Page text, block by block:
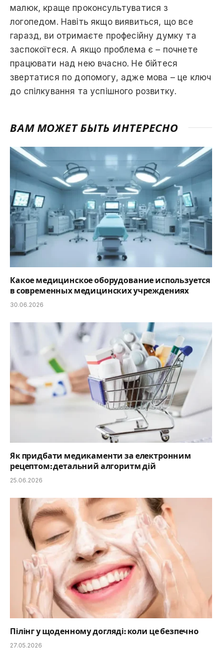
малюк, краще проконсультуватися з
логопедом. Навіть якщо виявиться, що все
гаразд, ви отримаєте професійну думку та
заспокоїтеся. А якщо проблема є – почнете
працювати над нею вчасно. Не бійтеся
звертатися по допомогу, адже мова – це ключ
до спілкування та успішного розвитку.
ВАМ МОЖЕТ БЫТЬ ИНТЕРЕСНО
Какое медицинское оборудование используется
в современных медицинских учреждениях
30.06.2026
Як придбати медикаменти за електронним
рецептом: детальний алгоритм дій
25.06.2026
Пілінг у щоденному догляді: коли це безпечно
27.05.2026